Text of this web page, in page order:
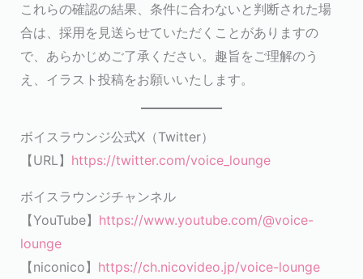
これらの確認の結果、条件に合わないと判断された場
合は、採用を見送らせていただくことがありますの
で、あらかじめご了承ください。趣旨をご理解のう
え、イラスト投稿をお願いいたします。
ボイスラウンジ公式X（Twitter）
【URL】 https://twitter.com/voice_lounge
ボイスラウンジチャンネル
【YouTube】 https://www.youtube.com/@voice-
lounge
【niconico】 https://ch.nicovideo.jp/voice-lounge